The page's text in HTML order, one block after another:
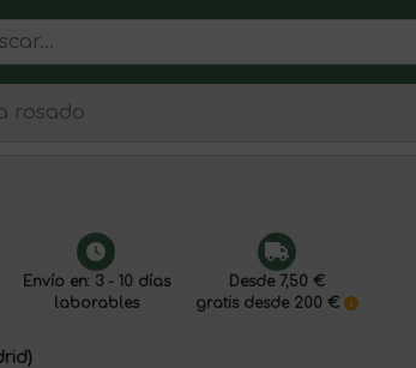
rosado
Envío en: 3 - 10 días
laborables
Desde 7,50 €
gratis desde 200 €